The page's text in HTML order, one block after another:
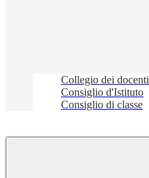
Collegio dei docenti
Consiglio d'Istituto
Consiglio di classe